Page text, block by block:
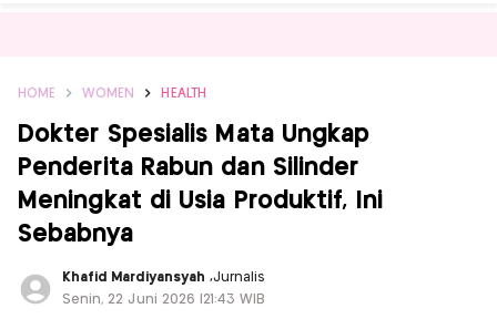
HOME WOMEN HEALTH
Dokter Spesialis Mata Ungkap
Penderita Rabun dan Silinder
Meningkat di Usia Produktif, Ini
Sebabnya
Khafid Mardiyansyah ,Jurnalis
Senin, 22 Juni 2026 |21:43 WIB